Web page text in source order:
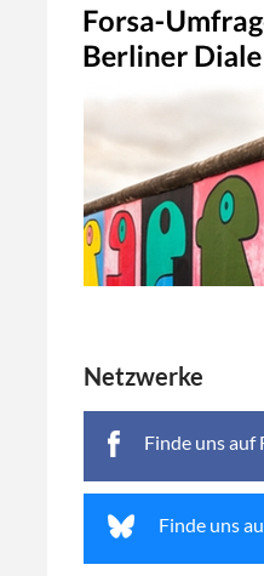
Netzwerke
Finde uns auf
Finde uns